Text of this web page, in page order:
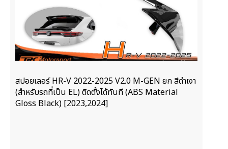
สปอยเลอร์ HR-V 2022-2025 V2.0 M-GEN ยก สีดำเงา
(สำหรับรถที่เป็น EL) ติดตั้งได้ทันที (ABS Material
Gloss Black) [2023,2024]